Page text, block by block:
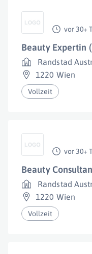
vor 30+
Beauty Expertin
Randstad
1220 Wien
Vollzeit
vor 30+
Beauty
Randstad
1220 Wien
Vollzeit